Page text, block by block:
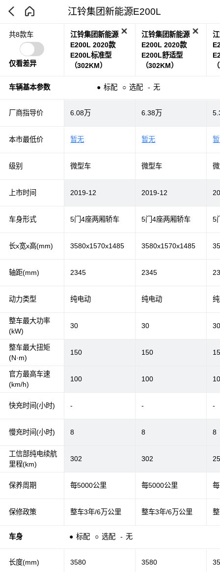
江铃集团新能源E200L
共8款车
仅看差异
江铃集团新能源
E200L 2020款
E200L标准型
（302KM）
江铃集团新能源
E200L 2020款
E200L舒适型
（302KM）
车辆基本参数 ● 标配 ○ 选配 - 无
厂商指导价
本市最低价
级别
上市时间
车身形式
长x宽x高(mm)
轴距(mm)
动力类型
整车最大功率
(kW)
整车最大扭矩
(N·m)
官方最高车速
(km/h)
快充时间(小时)
慢充时间(小时)
工信部纯电续航
里程(km)
保养周期
保修政策
车身 ● 标配 ○ 选配 - 无
长度(mm)
6.08万 6.38万
暂无 暂无
微型车 微型车
2019-12 2019-12
5门4座两厢轿车 5门4座两厢轿车 5
3580x1570x1485 3580x1570x1485
2345 2345
纯电动 纯电动
30 30
150 150
100 100
- - -
8 8 8
302 302
每5000公里 每5000公里
整车3年/6万公里 整车3年/6万公里
3580 3580